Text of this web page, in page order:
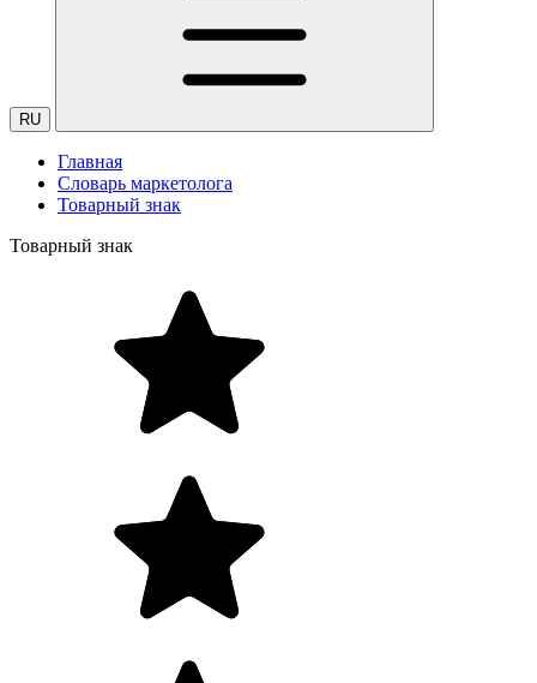
RU
Главная
Словарь маркетолога
Товарный знак
Товарный знак